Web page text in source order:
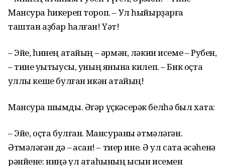
Мансура һикереп тороп. – Ул һыйырҙарға
таштан аҙбар һалған! Үәт!
– Эйе, һинең атайың – әрмән, ләкин исеме – Рубен,
– тине уҡытыусы, уның янына килеп. – Бик оҫта
ҡуллы кеше булған икән атайың!
Мансура шымды. Әгәр үҫкәсерәк белһә был хаҡта:
– Эйе, оҫта булған. Мансураны әтмәләгән.
Әтмәләгән дә – ҡасҡан! – тиер ине. Ә ул саҡта әсәһенә
рәнйене: ниңә ул атаһының ысын исемен